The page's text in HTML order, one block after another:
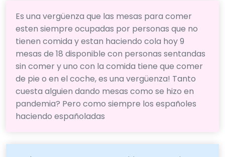
Es una vergüenza que las mesas para comer
esten siempre ocupadas por personas que no
tienen comida y estan haciendo cola hoy 9
mesas de 18 disponible con personas sentandas
sin comer y uno con la comida tiene que comer
de pie o en el coche, es una vergüenza! Tanto
cuesta alguien dando mesas como se hizo en
pandemia? Pero como siempre los españoles
haciendo españoladas